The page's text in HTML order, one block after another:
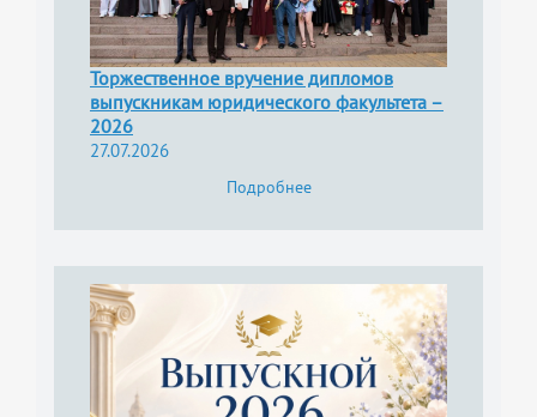
Торжественное вручение дипломов
выпускникам юридического факультета –
2026
27.07.2026
Подробнее